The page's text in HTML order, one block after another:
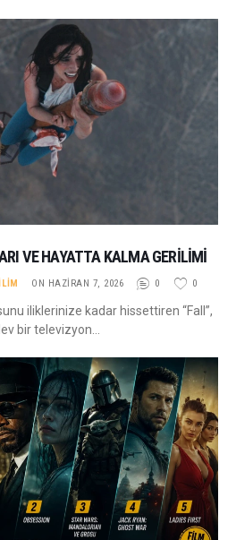
VE HAYATTA KALMA GERILIMI
ON HAZIRAN 7, 2026 0 0
iliklerinize kadar hissettiren “Fall”,
bir televizyon…